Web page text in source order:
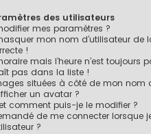
des utilisateurs
mes paramètres ?
mon nom d’utilisateur de
!
mais l’heure n’est toujours
pas dans la liste !
situées à côté de mon nom
un avatar ?
comment puis-je le modifier ?
de me connecter lorsque
?